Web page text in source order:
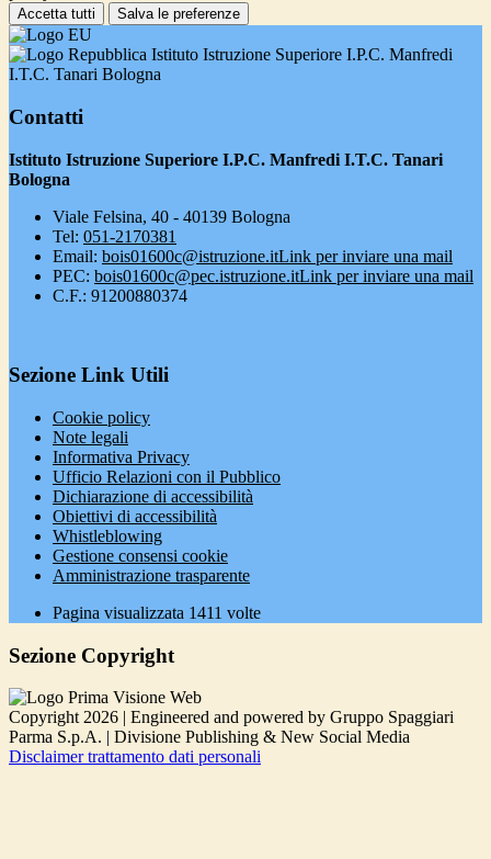
Accetta tutti Salva le preferenze
Istituto Istruzione Superiore I.P.C. Manfredi
I.T.C. Tanari Bologna
Contatti
Istituto Istruzione Superiore I.P.C. Manfredi I.T.C. Tanari
Bologna
Viale Felsina, 40 - 40139 Bologna
Tel: 051-2170381
Email: bois01600c@istruzione.itLink per inviare una mail
PEC: bois01600c@pec.istruzione.itLink per inviare una mail
C.F.: 91200880374
Sezione Link Utili
Cookie policy
Note legali
Informativa Privacy
Ufficio Relazioni con il Pubblico
Dichiarazione di accessibilità
Obiettivi di accessibilità
Whistleblowing
Gestione consensi cookie
Amministrazione trasparente
Pagina visualizzata 1411 volte
Sezione Copyright
Copyright 2026 | Engineered and powered by Gruppo Spaggiari
Parma S.p.A. | Divisione Publishing & New Social Media
Disclaimer trattamento dati personali